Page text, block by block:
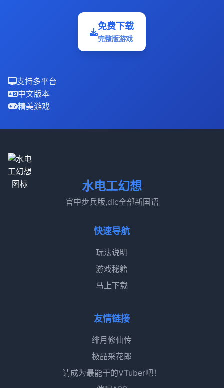
免费下载
完整版游戏
支持多平台
中文版本
精美游戏
水电工幻想
官中步兵版,dlc全部新国语
快速导航
玩法说明
游戏秘籍
马上下载
友情链接
绯月修仙传
极品采花郎
请成为最能干的VTuber吧！